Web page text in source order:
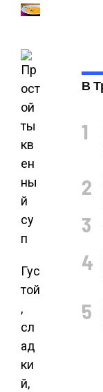
Гус
той
,
сл
ад
ки
й,
В